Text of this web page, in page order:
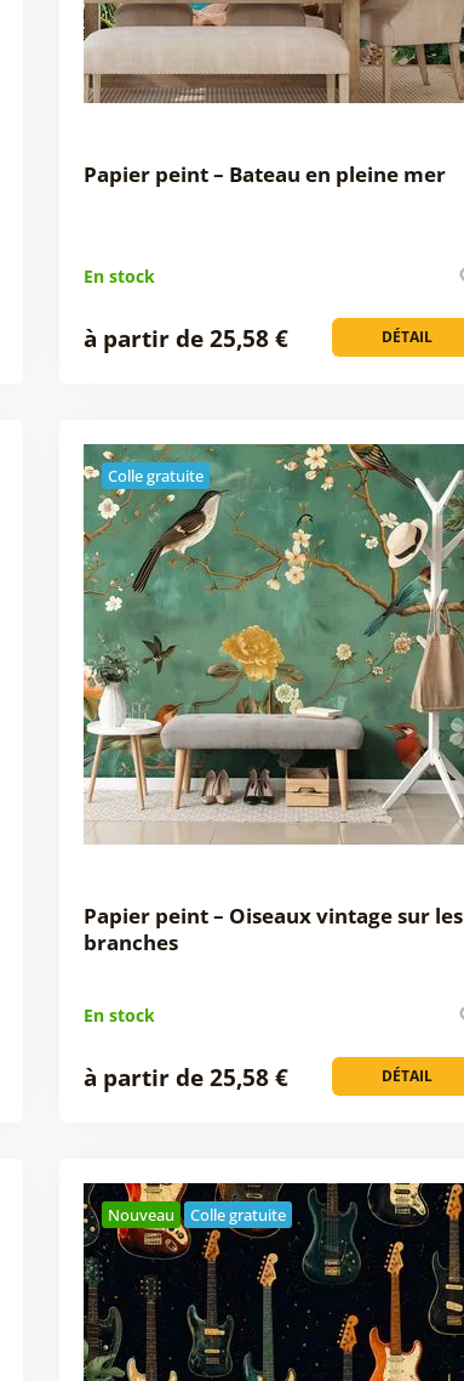
Papier peint – Bateau en pleine mer
En stock
DÉTAIL
à partir de 25,58 €
Colle gratuite
Papier peint – Oiseaux vintage sur les
branches
En stock
DÉTAIL
à partir de 25,58 €
Nouveau Colle gratuite